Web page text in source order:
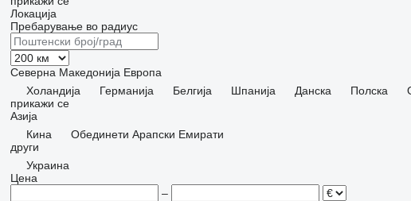
Локација
Пребарување во радиус
Северна Македонија Европа
Холандија
Германија Белгија Шпанија Данска Полска
прикажи се
Азија
Кина
Обединети Арапски Емирати
други
Украина
Цена
–